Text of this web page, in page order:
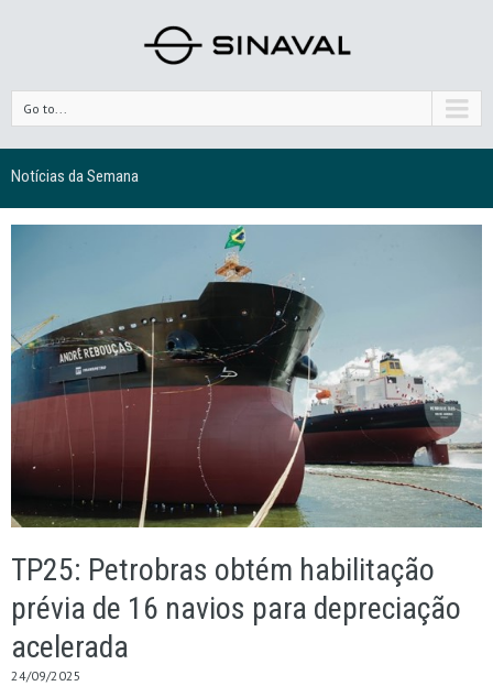
Go to...
Notícias da Semana
TP25: Petrobras obtém habilitação
prévia de 16 navios para depreciação
acelerada
24/09/2025